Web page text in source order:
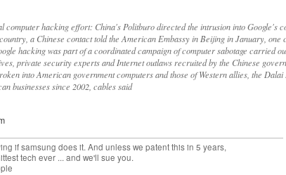
computer hacking effort: China's Politburo directed the intrusion into Google's
a Chinese contact told the American Embassy in Beijing in January, one
hacking was part of a coordinated campaign of computer sabotage carried
private security experts and Internet outlaws recruited by the Chinese
into American government computers and those of Western allies, the Dalai
businesses since 2002, cables said
if samsung does it. And unless we patent this in 5 years,
tech ever ... and we'll sue you.